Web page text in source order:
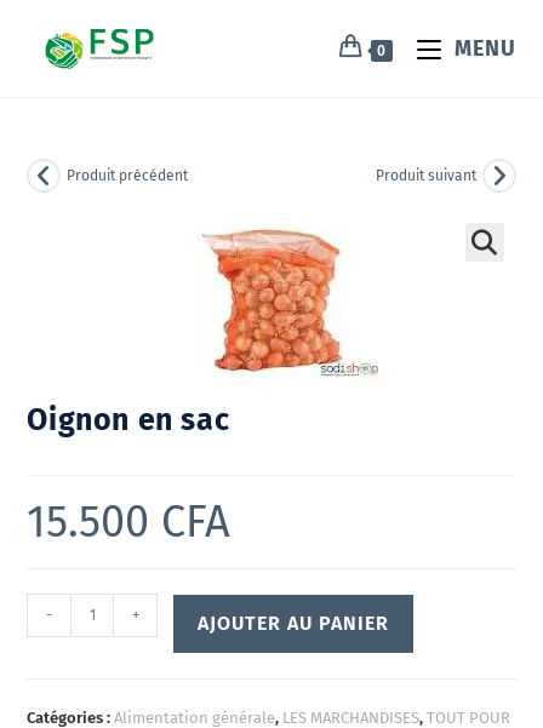
0 MENU
Produit précédent Produit suivant
Oignon en sac
15.500 CFA
- + AJOUTER AU PANIER
Catégories :Alimentation générale, LES MARCHANDISES,TOUT POUR